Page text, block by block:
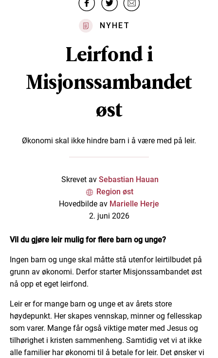
NYHET
Leirfond i
Misjonssambandet
øst
Økonomi skal ikke hindre barn i å være med på leir.
Skrevet av Sebastian Hauan
Region øst
Hovedbilde av Marielle Herje
2. juni 2026
Vil du gjøre leir mulig for flere barn og unge?
Ingen barn og unge skal måtte stå utenfor leirtilbudet på
grunn av økonomi. Derfor starter Misjonssambandet øst
nå opp et eget leirfond.
Leir er for mange barn og unge et av årets store
høydepunkt. Her skapes vennskap, minner og fellesskap
som varer. Mange får også viktige møter med Jesus og
tilhørighet i kristen sammenheng. Samtidig vet vi at ikke
alle familier har økonomi til å betale for leir. Det ønsker vi